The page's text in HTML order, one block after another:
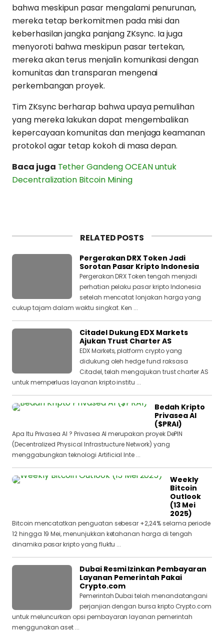
bahwa meskipun pasar mengalami penurunan,
mereka tetap berkomitmen pada misi dan
keberhasilan jangka panjang ZKsync. Ia juga
menyoroti bahwa meskipun pasar tertekan,
mereka akan terus menjalin komunikasi dengan
komunitas dan transparan mengenai
perkembangan proyek.
Tim ZKsync berharap bahwa upaya pemulihan
yang mereka lakukan dapat mengembalikan
kepercayaan komunitas dan menjaga keamanan
protokol agar tetap kokoh di masa depan.
Baca juga Tether Gandeng OCEAN untuk
Decentralization Bitcoin Mining
RELATED POSTS
Pergerakan DRX Token Jadi
Sorotan Pasar Kripto Indonesia
Pergerakan DRX Token tengah menjadi
perhatian pelaku pasar kripto Indonesia
setelah mencatat lonjakan harga yang
cukup tajam dalam waktu singkat. Ken ...
Citadel Dukung EDX Markets
Ajukan Trust Charter AS
EDX Markets, platform crypto yang
didukung oleh hedge fund raksasa
Citadel, telah mengajukan trust charter AS
untuk memperluas layanan kripto institu ...
Bedah Kripto
Privasea AI
($PRAI)
Apa Itu Privasea AI ? Privasea AI merupakan proyek DePIN
(Decentralized Physical Infrastructure Network) yang
menggabungkan teknologi Artificial Inte ...
Weekly
Bitcoin
Outlook
(13 Mei
2025)
Bitcoin mencatatkan penguatan sebesar +2,24% selama periode
12 hingga 19 Mei, menunjukkan ketahanan harga di tengah
dinamika pasar kripto yang fluktu ...
Dubai Resmi Izinkan Pembayaran
Layanan Pemerintah Pakai
Crypto.com
Pemerintah Dubai telah menandatangani
perjanjian dengan bursa kripto Crypto.com
untuk meluncurkan opsi pembayaran layanan pemerintah
menggunakan aset ...